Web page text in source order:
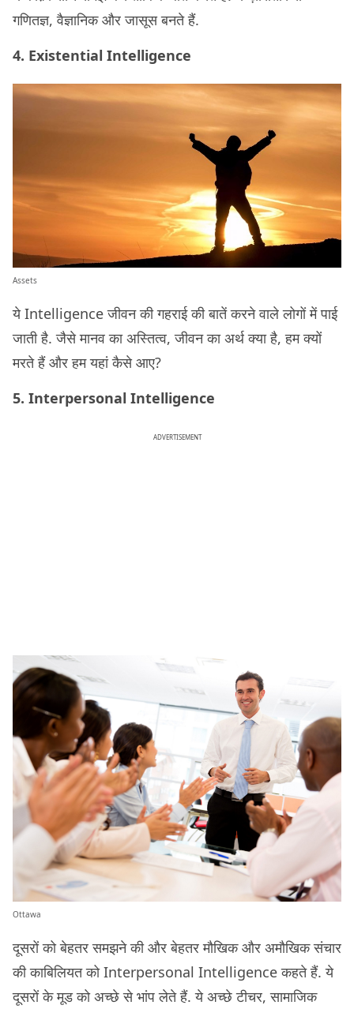
गणितज्ञ, वैज्ञानिक और जासूस बनते हैं.
4. Existential Intelligence
Assets
ये Intelligence जीवन की गहराई की बातें करने वाले लोगों में पाई
जाती है. जैसे मानव का अस्तित्व, जीवन का अर्थ क्या है, हम क्यों
मरते हैं और हम यहां कैसे आए?
5. Interpersonal Intelligence
ADVERTISEMENT
Ottawa
दूसरों को बेहतर समझने की और बेहतर मौखिक और अमौखिक संचार
की काबिलियत को Interpersonal Intelligence कहते हैं. ये
दूसरों के मूड को अच्छे से भांप लेते हैं. ये अच्छे टीचर, सामाजिक